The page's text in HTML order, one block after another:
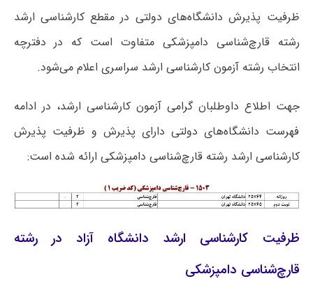
ظرفیت پذیرش دانشگاه‌های دولتی در مقطع کارشناسی ارشد
رشته قارچ‌شناسی دامپزشکی متفاوت است که در دفترچه
انتخاب رشته آزمون کارشناسی ارشد سراسری اعلام می‌شود.
جهت اطلاع داوطلبان گرامی آزمون کارشناسی ارشد، در ادامه
فهرست دانشگاه‌های دولتی دارای پذیرش و ظرفیت پذیرش
کارشناسی ارشد رشته قارچ‌شناسی دامپزشکی ارائه شده است:
ظرفیت کارشناسی ارشد دانشگاه آزاد در رشته
قارچ‌شناسی دامپزشکی